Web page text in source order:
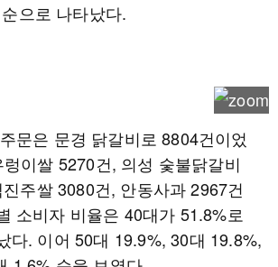
으로 나타났다.
문은 문경 닭갈비로 8804건이었
이쌀 5270건, 의성 숯불닭갈비
주쌀 3080건, 안동사과 2967건
소비자 비율은 40대가 51.8%로
다. 이어 50대 19.9%, 30대 19.8%,